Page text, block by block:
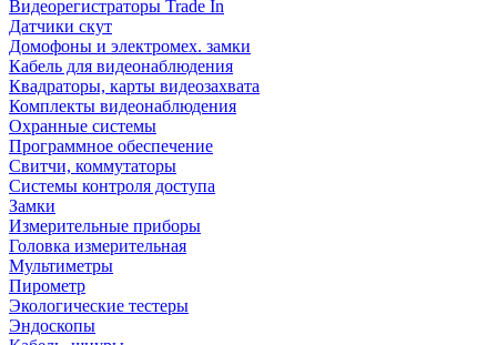
Видеорегистраторы Trade In
Датчики скут
Домофоны и электромех. замки
Кабель для видеонаблюдения
Квадраторы, карты видеозахвата
Комплекты видеонаблюдения
Охранные системы
Программное обеспечение
Свитчи, коммутаторы
Системы контроля доступа
Замки
Измерительные приборы
Головка измерительная
Мультиметры
Пирометр
Экологические тестеры
Эндоскопы